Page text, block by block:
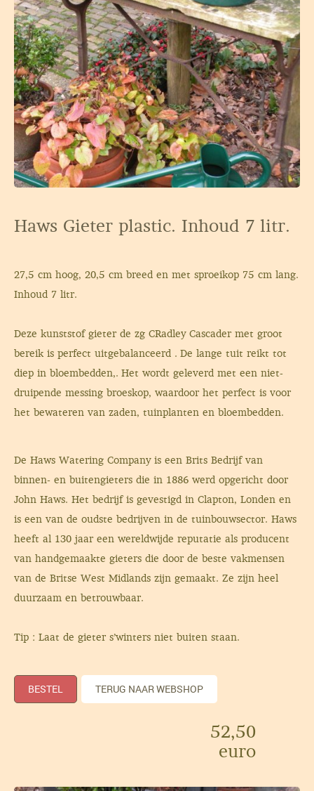
Haws Gieter plastic. Inhoud 7 litr.
27,5 cm hoog, 20,5 cm breed en met sproeikop 75 cm lang.
Inhoud 7 litr.
Deze kunststof gieter de zg CRadley Cascader met groot
bereik is perfect uitgebalanceerd . De lange tuit reikt tot
diep in bloembedden,. Het wordt geleverd met een niet-
druipende messing broeskop, waardoor het perfect is voor
het bewateren van zaden, tuinplanten en bloembedden.
De Haws Watering Company is een Brits Bedrijf van
binnen- en buitengieters die in 1886 werd opgericht door
John Haws. Het bedrijf is gevestigd in Clapton, Londen en
is een van de oudste bedrijven in de tuinbouwsector. Haws
heeft al 130 jaar een wereldwijde reputatie als producent
van handgemaakte gieters die door de beste vakmensen
van de Britse West Midlands zijn gemaakt. Ze zijn heel
duurzaam en betrouwbaar.
Tip : Laat de gieter s’winters niet buiten staan.
BESTEL TERUG NAAR WEBSHOP
52,50
euro